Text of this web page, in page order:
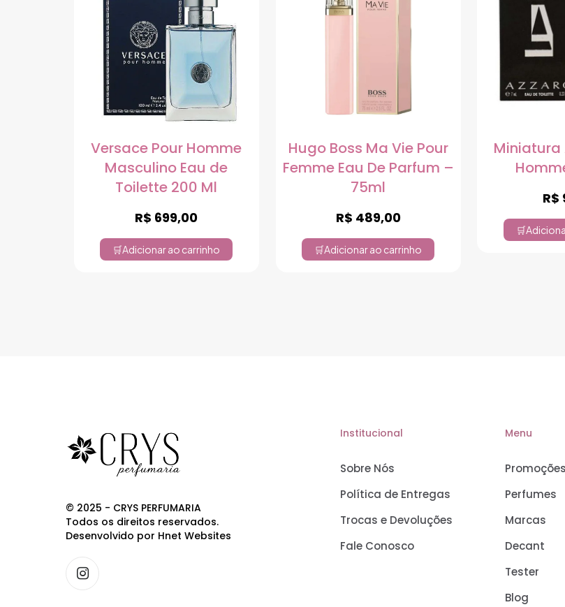
Versace Pour Homme
Masculino Eau de
Toilette 200 Ml
R$ 699,00
Adicionar ao carrinho
Hugo Boss Ma Vie Pour
Femme Eau De Parfum –
75ml
R$ 489,00
Adicionar ao carrinho
Miniatura
R$
© 2025 - CRYS PERFUMARIA
Todos os direitos reservados.
Desenvolvido por Hnet Websites
Institucional
Sobre Nós
Política de Entregas
Trocas e Devoluções
Fale Conosco
Menu
Promoções
Perfumes
Marcas
Decant
Tester
Blog